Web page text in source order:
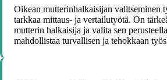
Oikean mutterinhalkaisijan valitseminen
tarkkaa mittaus- ja vertailutyötä. On
mutterin halkaisija ja valita sen
mahdollistaa turvallisen ja tehokkaan